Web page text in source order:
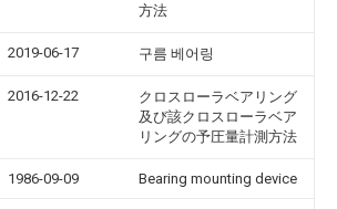
方法
2019-06-17 구름 베어링
2016-12-22
クロスローラベアリング
及び該クロスローラベア
リングの予圧量計測方法
1986-09-09 Bearing mounting device